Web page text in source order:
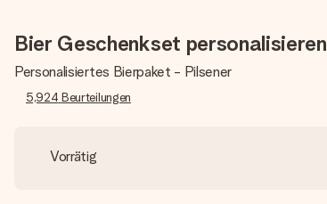
Bier Geschenkset personalisieren
Personalisiertes Bierpaket - Pilsener
5,924 Beurteilungen
Vorrätig